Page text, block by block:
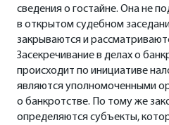
сведения о гостайне. Она не
в открытом судебном
закрываются и
Засекречивание в делах о
происходит по инициативе
являются уполномоченными
о банкротстве. По тому же
определяются субъекты,